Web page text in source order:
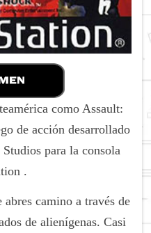
como Assault:
de acción desarrollado
para la consola
.
camino a través de
de alienígenas. Casi